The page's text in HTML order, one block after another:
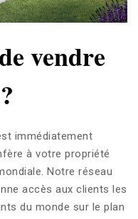
vendre
immédiatement
à votre propriété
Notre réseau
accès aux clients les
du monde sur le plan